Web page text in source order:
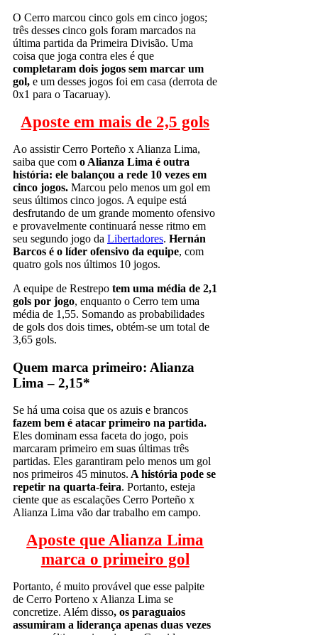
O Cerro marcou cinco gols em cinco jogos;
três desses cinco gols foram marcados na
última partida da Primeira Divisão. Uma
coisa que joga contra eles é que
completaram dois jogos sem marcar um
gol, e um desses jogos foi em casa (derrota de
0x1 para o Tacaruay).
Aposte em mais de 2,5 gols
Ao assistir Cerro Porteño x Alianza Lima,
saiba que com o Alianza Lima é outra
história: ele balançou a rede 10 vezes em
cinco jogos. Marcou pelo menos um gol em
seus últimos cinco jogos. A equipe está
desfrutando de um grande momento ofensivo
e provavelmente continuará nesse ritmo em
seu segundo jogo da Libertadores. Hernán
Barcos é o líder ofensivo da equipe, com
quatro gols nos últimos 10 jogos.
A equipe de Restrepo tem uma média de 2,1
gols por jogo, enquanto o Cerro tem uma
média de 1,55. Somando as probabilidades
de gols dos dois times, obtém-se um total de
3,65 gols.
Quem marca primeiro: Alianza
Lima – 2,15*
Se há uma coisa que os azuis e brancos
fazem bem é atacar primeiro na partida.
Eles dominam essa faceta do jogo, pois
marcaram primeiro em suas últimas três
partidas. Eles garantiram pelo menos um gol
nos primeiros 45 minutos. A história pode se
repetir na quarta-feira. Portanto, esteja
ciente que as escalações Cerro Porteño x
Alianza Lima vão dar trabalho em campo.
Aposte que Alianza Lima
marca o primeiro gol
Portanto, é muito provável que esse palpite
de Cerro Porteno x Alianza Lima se
concretize. Além disso, os paraguaios
assumiram a liderança apenas duas vezes